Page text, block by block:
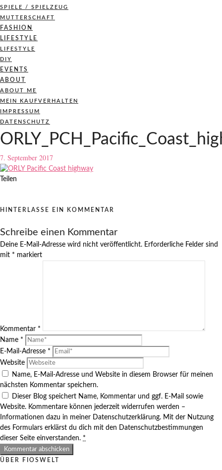
SPIELE / SPIELZEUG
MUTTERSCHAFT
FASHION
LIFESTYLE
LIFESTYLE
DIY
EVENTS
ABOUT
ABOUT ME
MEIN KAUFVERHALTEN
IMPRESSUM
DATENSCHUTZ
7. September 2017
Teilen
HINTERLASSE EIN KOMMENTAR
Schreibe einen Kommentar
Deine E-Mail-Adresse wird nicht veröffentlicht. Erforderliche Felder sind
mit * markiert
Kommentar *
Name *
E-Mail-Adresse *
Website
Name, E-Mail-Adresse und Website in diesem Browser für meinen
nächsten Kommentar speichern.
Dieser Blog speichert Name, Kommentar und ggf. E-Mail sowie
Website. Kommentare können jederzeit widerrufen werden –
Informationen dazu in meiner Datenschutzerklärung. Mit der Nutzung
des Formulars erklärst du dich mit den Datenschutzbestimmungen
dieser Seite einverstanden. *
ÜBER FIOSWELT